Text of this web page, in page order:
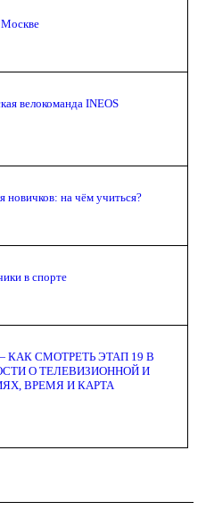
Москве
велокоманда INEOS
новичков: на чём учиться?
в спорте
КАК СМОТРЕТЬ ЭТАП 19 В
О ТЕЛЕВИЗИОННОЙ И
ВРЕМЯ И КАРТА